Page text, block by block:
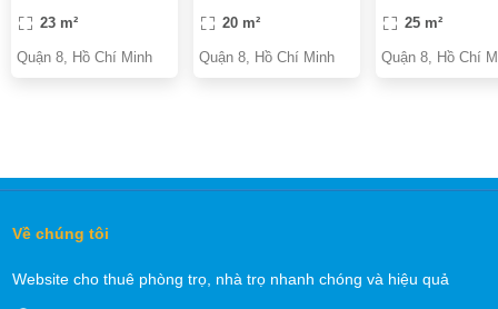
23 m²
Quận 8, Hồ Chí Minh
trung tâm Q 8, 1, 5
20 m²
Quận 8, Hồ Chí Minh
xe q825 m²
Quận 8, Hồ Chí
Về chúng tôi
Website cho thuê phòng trọ, nhà trọ nhanh chóng và hiệu quả